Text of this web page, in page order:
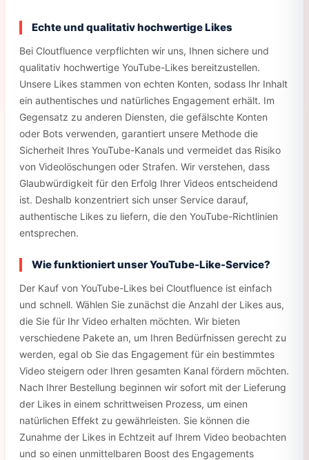
Echte und qualitativ hochwertige Likes
Bei Cloutfluence verpflichten wir uns, Ihnen sichere und
qualitativ hochwertige YouTube-Likes bereitzustellen.
Unsere Likes stammen von echten Konten, sodass Ihr Inhalt
ein authentisches und natürliches Engagement erhält. Im
Gegensatz zu anderen Diensten, die gefälschte Konten
oder Bots verwenden, garantiert unsere Methode die
Sicherheit Ihres YouTube-Kanals und vermeidet das Risiko
von Videolöschungen oder Strafen. Wir verstehen, dass
Glaubwürdigkeit für den Erfolg Ihrer Videos entscheidend
ist. Deshalb konzentriert sich unser Service darauf,
authentische Likes zu liefern, die den YouTube-Richtlinien
entsprechen.
Wie funktioniert unser YouTube-Like-Service?
Der Kauf von YouTube-Likes bei Cloutfluence ist einfach
und schnell. Wählen Sie zunächst die Anzahl der Likes aus,
die Sie für Ihr Video erhalten möchten. Wir bieten
verschiedene Pakete an, um Ihren Bedürfnissen gerecht zu
werden, egal ob Sie das Engagement für ein bestimmtes
Video steigern oder Ihren gesamten Kanal fördern möchten.
Nach Ihrer Bestellung beginnen wir sofort mit der Lieferung
der Likes in einem schrittweisen Prozess, um einen
natürlichen Effekt zu gewährleisten. Sie können die
Zunahme der Likes in Echtzeit auf Ihrem Video beobachten
und so einen unmittelbaren Boost des Engagements